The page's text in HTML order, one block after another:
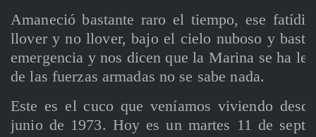
Amaneció bastante raro el tiempo, ese
llover y no llover, bajo el cielo nuboso y
emergencia y nos dicen que la Marina se ha
de las fuerzas armadas no se sabe nada.
Este es el cuco que veníamos viviendo
junio de 1973. Hoy es un martes 11 de